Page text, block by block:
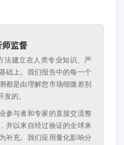
监督
法建立在人类专业知识、严
础上。我们报告中的每一个
都是由理解您市场细微差别
的。
参与者和专家的直接交流整
并以来自经过验证的全球来
补充。我们应用量化影响分